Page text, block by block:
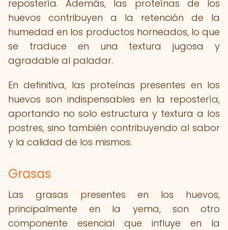
repostería. Además, las proteínas de los
huevos contribuyen a la retención de la
humedad en los productos horneados, lo que
se traduce en una textura jugosa y
agradable al paladar.
En definitiva, las proteínas presentes en los
huevos son indispensables en la repostería,
aportando no solo estructura y textura a los
postres, sino también contribuyendo al sabor
y la calidad de los mismos.
Grasas
Las grasas presentes en los huevos,
principalmente en la yema, son otro
componente esencial que influye en la